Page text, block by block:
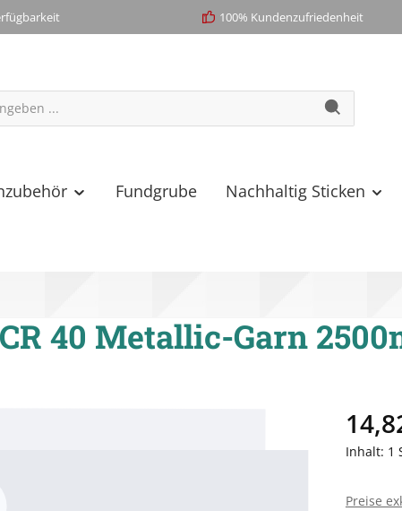
100% Kundenzufriedenheit
Fundgrube Nachhaltig Sticken
40 Metallic-Garn
Inhalt: 1
Preise